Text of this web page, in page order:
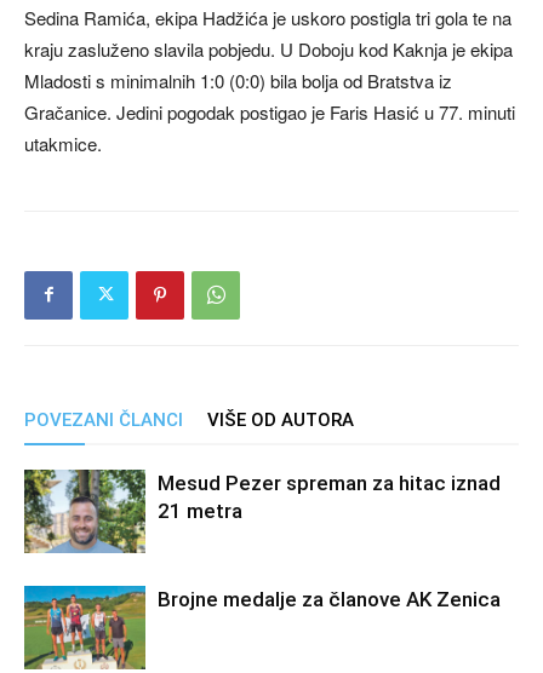
Sedina Ramića, ekipa Hadžića je uskoro postigla tri gola te na
kraju zasluženo slavila pobjedu. U Doboju kod Kaknja je ekipa
Mladosti s minimalnih 1:0 (0:0) bila bolja od Bratstva iz
Gračanice. Jedini pogodak postigao je Faris Hasić u 77. minuti
utakmice.
POVEZANI ČLANCI VIŠE OD AUTORA
Mesud Pezer spreman za hitac iznad
21 metra
Brojne medalje za članove AK Zenica